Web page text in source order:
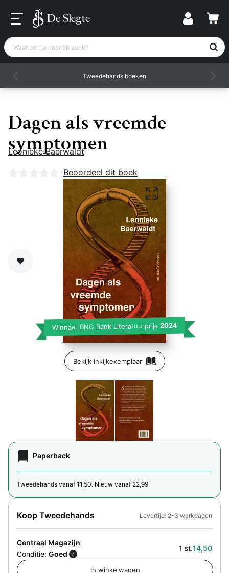
Waar ben je naar op zoek?
Tweedehands boeken
Dagen als vreemde
symptomen
Leonieke Baerwaldt
Nog geen beoordelingen
Beoordeel dit boek
Winnaar BNG Bank Literatuurprijs 2024
Zet op verlanglijst
Bekijk inkijkexemplaar
Paperback
Tweedehands vanaf 11,50. Nieuw vanaf 22,99
Koop Tweedehands
Centraal Magazijn
Conditie: Goed ?
1 st.14,50
Levertijd: 2-3 werkdagen